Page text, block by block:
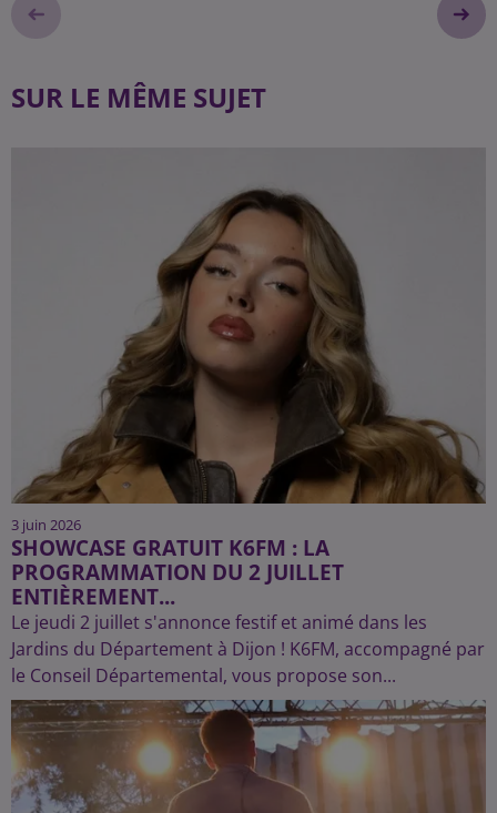
SUR LE MÊME SUJET
3 juin 2026
SHOWCASE GRATUIT K6FM : LA
PROGRAMMATION DU 2 JUILLET
ENTIÈREMENT...
Le jeudi 2 juillet s'annonce festif et animé dans les
Jardins du Département à Dijon ! K6FM, accompagné par
le Conseil Départemental, vous propose son...